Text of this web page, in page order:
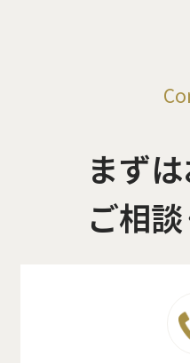
まず
ご相